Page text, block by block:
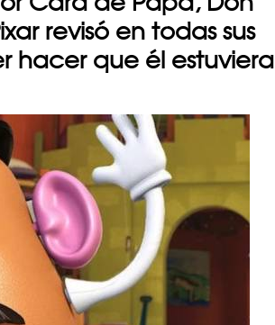
revisó en todas sus
hacer que él estuviera